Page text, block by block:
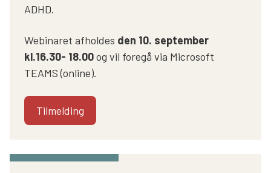
ADHD.
Webinaret afholdes den 10. september
kl.16.30- 18.00og vil foregå via Microsoft
TEAMS (online).
Tilmelding